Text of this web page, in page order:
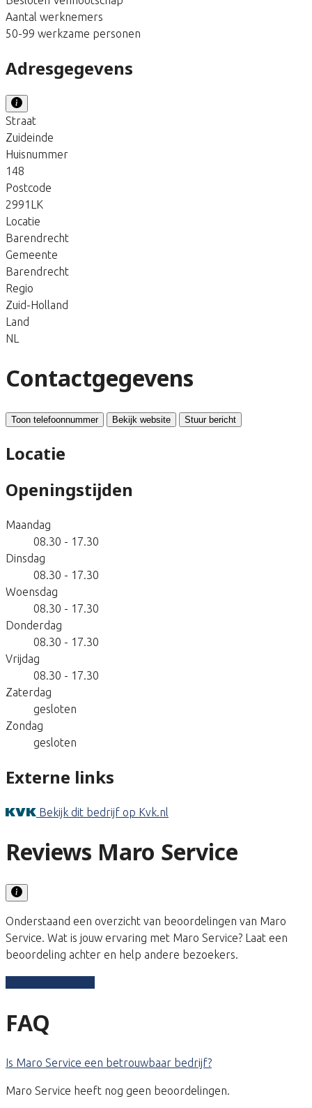
Aantal werknemers
50-99 werkzame personen
Adresgegevens
Straat
Zuideinde
Huisnummer
148
Postcode
2991LK
Locatie
Barendrecht
Gemeente
Barendrecht
Regio
Zuid-Holland
Land
NL
Contactgegevens
Toon telefoonnummer Bekijk website Stuur bericht
Locatie
Openingstijden
Maandag
08.30 - 17.30
Dinsdag
08.30 - 17.30
Woensdag
08.30 - 17.30
Donderdag
08.30 - 17.30
Vrijdag
08.30 - 17.30
Zaterdag
gesloten
Zondag
gesloten
Externe links
Bekijk dit bedrijf op Kvk.nl
Reviews Maro Service
Onderstaand een overzicht van beoordelingen van Maro
Service. Wat is jouw ervaring met Maro Service? Laat een
beoordeling achter en help andere bezoekers.
FAQ
Is Maro Service een betrouwbaar bedrijf?
Maro Service heeft nog geen beoordelingen.